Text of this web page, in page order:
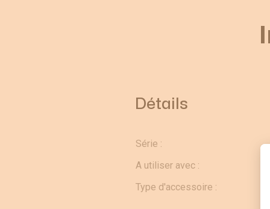
Détails
Série :
A utiliser avec :
Type d'accessoire :